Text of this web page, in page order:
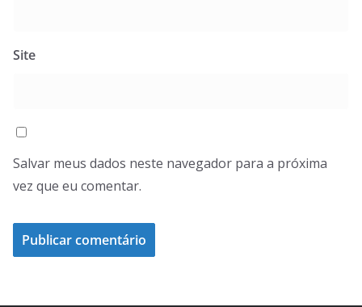
Site
Salvar meus dados neste navegador para a próxima
vez que eu comentar.